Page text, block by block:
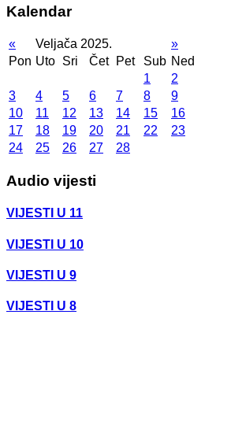
Kalendar
« Veljača 2025.
»
Pon Uto Sri Čet Pet Sub Ned
1
2
3
4 5 6 7 8
9
10
11 12 13 14 15
16
17
18 19 20 21 22
23
24
25 26 27 28
Audio vijesti
VIJESTI U 11
VIJESTI U 10
VIJESTI U 9
VIJESTI U 8